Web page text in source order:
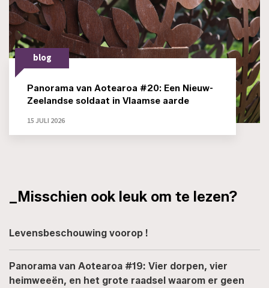
blog
Panorama van Aotearoa #20: Een Nieuw-
Zeelandse soldaat in Vlaamse aarde
15 JULI 2026
_Misschien ook leuk om te lezen?
Levensbeschouwing voorop !
Panorama van Aotearoa #19: Vier dorpen, vier
heimweeën, en het grote raadsel waarom er geen